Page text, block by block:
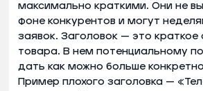
максимально краткими. Они не
фоне конкурентов и могут
заявок. Заголовок — это краткое
товара. В нем потенциальному
дать как можно больше
Пример плохого заголовка —